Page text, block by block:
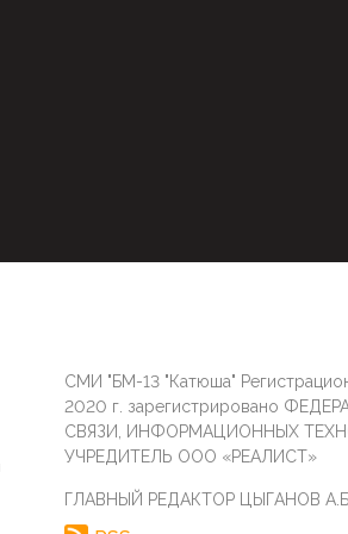
СМИ "БМ-13 "Катюша"
2020 г. зарегистрировано
СВЯЗИ, ИНФОРМАЦИОННЫХ
УЧРЕДИТЕЛЬ ООО «РЕАЛИСТ»
ГЛАВНЫЙ РЕДАКТОР ЦЫГАНОВ